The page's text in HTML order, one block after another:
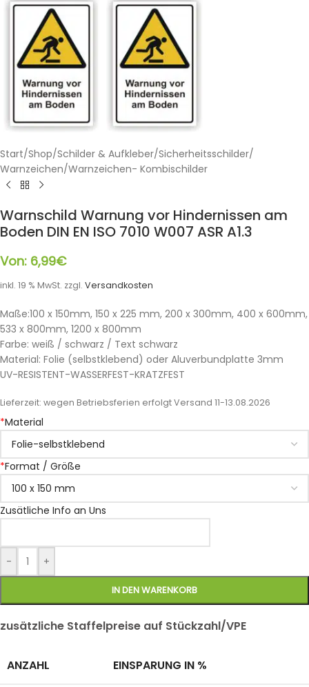
Start/Shop/Schilder & Aufkleber/Sicherheitsschilder/
Warnzeichen/Warnzeichen- Kombischilder
Warnschild Warnung vor Hindernissen am
Boden DIN EN ISO 7010 W007 ASR A1.3
Von: 6,99€
inkl. 19 % MwSt. zzgl. Versandkosten
Maße:100 x 150mm, 150 x 225 mm, 200 x 300mm, 400 x 600mm,
533 x 800mm, 1200 x 800mm
Farbe: weiß / schwarz / Text schwarz
Material: Folie (selbstklebend) oder Aluverbundplatte 3mm
UV-RESISTENT-WASSERFEST-KRATZFEST
Lieferzeit: wegen Betriebsferien erfolgt Versand 11-13.08.2026
*Material
*Format / Größe
Zusätliche Info an Uns
- +
IN DEN WARENKORB
zusätzliche Staffelpreise auf Stückzahl/VPE
ANZAHL EINSPARUNG IN %